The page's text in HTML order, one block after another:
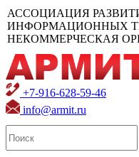
АССОЦИАЦИЯ
ИНФОРМАЦИОННЫХ
НЕКОММЕРЧЕСКАЯ
+7-916-628-59-46
info@armit.ru